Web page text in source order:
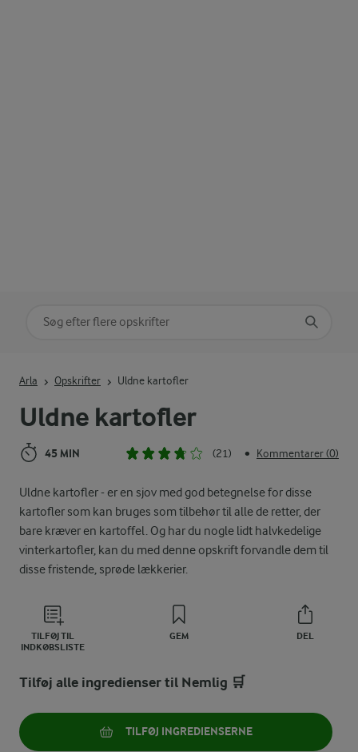
Uldne kartofler
45 MIN (21) • Kommentarer (0)
Uldne kartofler - er en sjov med god betegnelse for disse
kartofler som kan bruges som tilbehør til alle de retter, der
bare kræver en kartoffel. Og har du nogle lidt halvkedelige
vinterkartofler, kan du med denne opskrift forvandle dem til
disse fristende, sprøde lækkerier.
TILFØJ TIL
INDKØBSLISTE
GEM DEL
Arla Opskrifter Uldne kartofler
Tilføj alle ingredienser til Nemlig 🛒
TILFØJ INGREDIENSERNE
Søg på kategori